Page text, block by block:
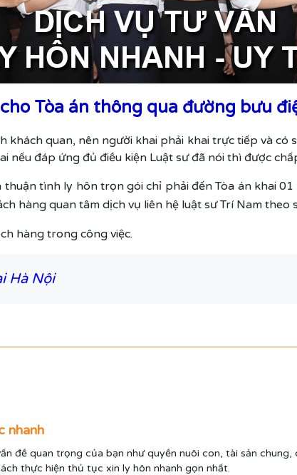
Tòa án thông qua đường bưu
khách quan, nên người khai phải khai trực tiếp và có
nếu đáp ứng đủ điều kiện Luật sư đã nói thì được
thuận tình ly hôn trọn gói chỉ phải đến Tòa án khai
hàng quan tâm dịch vụ liên hệ luật sư Trí Nam theo
hàng trong công việc.
Hà Nội
nhanh
đề quan trọng của bạn như quyền nuôi con, tài sản
thực hiện thủ tục xin ly hôn nhanh gọn nhất.